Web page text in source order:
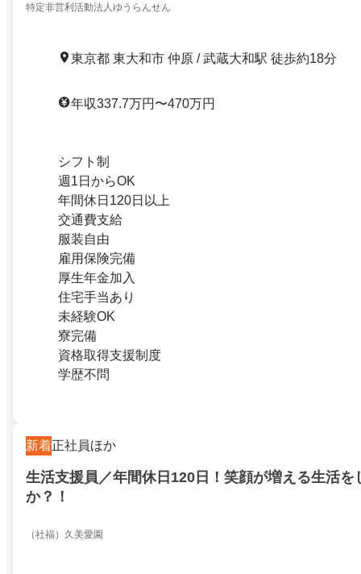
特定非営利活動法人ゆうらんせん
東京都 東大和市 仲原 / 武蔵大和駅 徒歩約18分
年収337.7万円〜470万円
シフト制
週1日からOK
年間休日120日以上
交通費支給
服装自由
雇用保険完備
厚生年金加入
住宅手当あり
未経験OK
寮完備
資格取得支援制度
学歴不問
新着正社員ほか
生活支援員／年間休日120日！笑顔が増える生活を
か？！
（社福）久美愛園